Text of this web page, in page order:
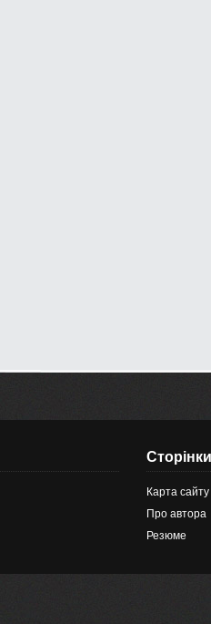
Сторінки
Карта сайту
Про автора
Резюме